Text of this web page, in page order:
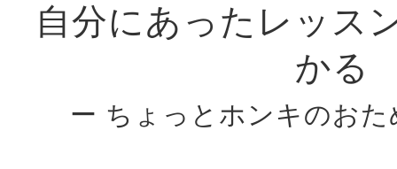
自分にあったレッス
かる
ー ちょっとホンキのお